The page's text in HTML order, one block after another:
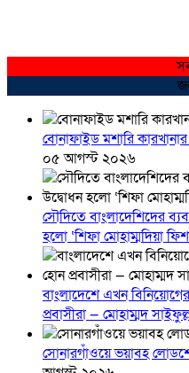
বোনাফাইড মশারি
০৫ আগস্ট ২০২৬
সৌদিতে বাংলাদেশিদের
হলো ‘শিফা মোহাম্মদিয়া
বাংলাদেশে এখন
প্রবাসীরা — মোহাম্মদ
সোনারগাঁওয়ে ভয়াবহ